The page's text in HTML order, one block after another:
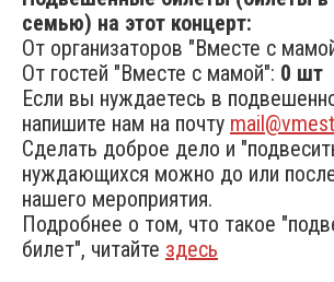
семью) на этот концерт:
От организаторов "Вместе с
От гостей "Вместе с мамой": 0 шт
Если вы нуждаетесь в
напишите нам на почту
Сделать доброе дело и
нуждающихся можно до или
нашего мероприятия.
Подробнее о том, что такое
билет", читайте здесь